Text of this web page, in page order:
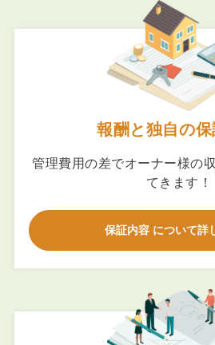
報酬と独自の
管理費用の差でオーナー様の
てきます！
保証内容 について詳